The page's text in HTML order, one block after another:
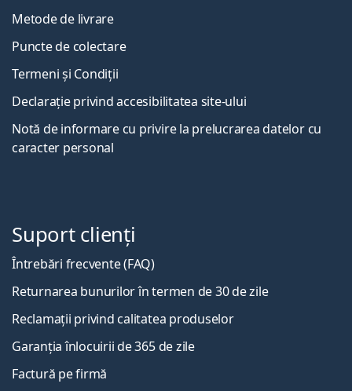
Metode de livrare
Puncte de colectare
Termeni și Condiții
Declarație privind accesibilitatea site-ului
Notă de informare cu privire la prelucrarea datelor cu
caracter personal
Suport clienți
Întrebări frecvente (FAQ)
Returnarea bunurilor în termen de 30 de zile
Reclamații privind calitatea produselor
Garanția înlocuirii de 365 de zile
Factură pe firmă